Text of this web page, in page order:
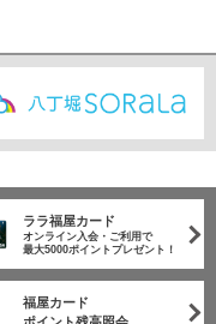
ララ福屋カード
オンライン入会・ご利用で
最大5000ポイントプレゼント！
福屋カード